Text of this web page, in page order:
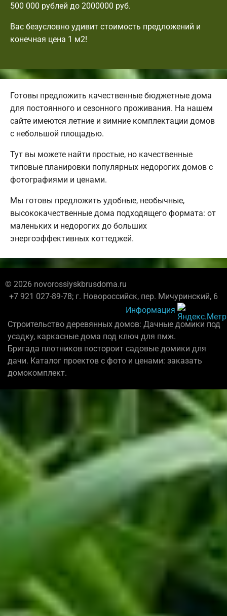
500 000 рублей до 2000000 руб.
Вас безусловно удивит стоимость предложений и
конечная цена 1 м2!
Готовы предложить качественные бюджетные дома
для постоянного и сезонного проживания. На нашем
сайте имеются летние и зимние комплектации домов
с небольшой площадью.
Тут вы можете найти простые, но качественные
типовые планировки популярных недорогих домов с
фотографиями и ценами.
Мы готовы предложить удобные, необычные,
высококачественные дома подходящего формата: от
маленьких и недорогих до больших
энергоэффективных коттеджей.
© 2026 novorossiyskbrusdoma.ru
+7 921 027-89-78; г. Новороссийск, пер. Мичуринский, 6
Информация
Строительство деревянных домов: Дачные домики под
усадку, каркасные дома под ключ для пмж.
Бригада плотников постороит садовые домики для
дачи. Каталог проектов с фото и ценами: заказать
домокомплект.